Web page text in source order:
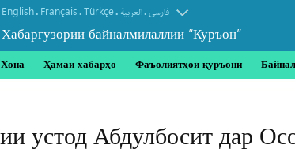
English. Français.Türkçe. العربیة.فارسی
Хабаргузории байналмилаллии “Куръон”
Хона Ҳамаи хабарҳо Фаъолиятҳои қуръонӣ
устод Абдулбосит дар